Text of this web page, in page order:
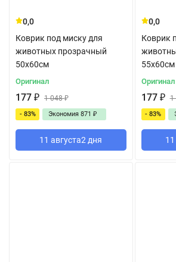
0,0
Коврик под миску для
животных прозрачный
50x60см
Оригинал
177 ₽ 1 048₽
- 83% Экономия 871 ₽
11 августа2 дня
0,0
Коврик
55x60см
Оригинал
177 ₽ 1
- 83%
11